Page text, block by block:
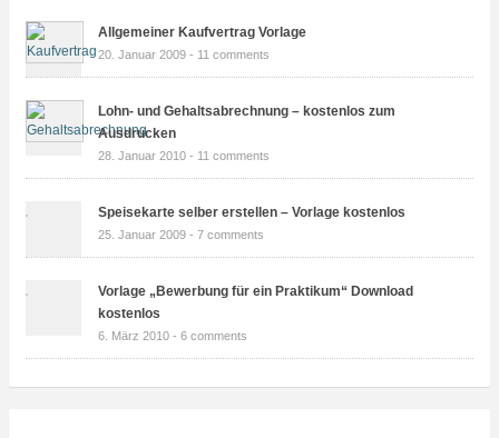
Allgemeiner Kaufvertrag Vorlage
20. Januar 2009 - 11 comments
Lohn- und Gehaltsabrechnung – kostenlos zum
Ausdrucken
28. Januar 2010 - 11 comments
Speisekarte selber erstellen – Vorlage kostenlos
25. Januar 2009 - 7 comments
Vorlage „Bewerbung für ein Praktikum“ Download
kostenlos
6. März 2010 - 6 comments